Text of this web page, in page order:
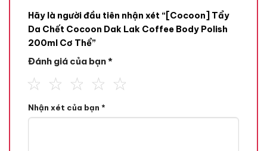
Hãy là người đầu tiên nhận xét “[Cocoon] Tẩy
Da Chết Cocoon Dak Lak Coffee Body Polish
200ml Cơ Thể”
Đánh giá của bạn*
Nhận xét của bạn *